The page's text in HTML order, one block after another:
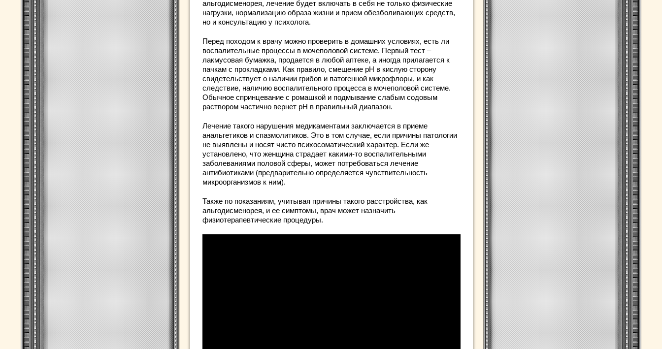
альгодисменорея, лечение будет включать в себя не только физические
нагрузки, нормализацию образа жизни и прием обезболивающих средств,
но и консультацию у психолога.
Перед походом к врачу можно проверить в домашних условиях, есть ли
воспалительные процессы в мочеполовой системе. Первый тест –
лакмусовая бумажка, продается в любой аптеке, а иногда прилагается к
пачкам с прокладками. Как правило, смещение рН в кислую сторону
свидетельствует о наличии грибов и патогенной микрофлоры, и как
следствие, наличию воспалительного процесса в мочеполовой системе.
Обычное спринцевание с ромашкой и подмывание слабым содовым
раствором частично вернет рН в правильный диапазон.
Лечение такого нарушения медикаментами заключается в приеме
анальгетиков и спазмолитиков. Это в том случае, если причины патологии
не выявлены и носят чисто психосоматический характер. Если же
установлено, что женщина страдает какими-то воспалительными
заболеваниями половой сферы, может потребоваться лечение
антибиотиками (предварительно определяется чувствительность
микроорганизмов к ним).
Также по показаниям, учитывая причины такого расстройства, как
альгодисменорея, и ее симптомы, врач может назначить
физиотерапевтические процедуры.